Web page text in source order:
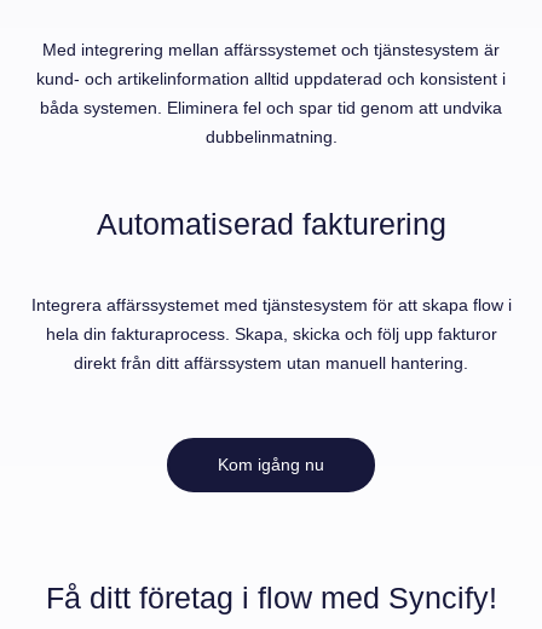
Med integrering mellan affärssystemet och tjänstesystem är
kund- och artikelinformation alltid uppdaterad och konsistent i
båda systemen. Eliminera fel och spar tid genom att undvika
dubbelinmatning.
Automatiserad fakturering
Integrera affärssystemet med tjänstesystem för att skapa flow i
hela din fakturaprocess. Skapa, skicka och följ upp fakturor
direkt från ditt affärssystem utan manuell hantering.
Kom igång nu
Få ditt företag i flow med Syncify!